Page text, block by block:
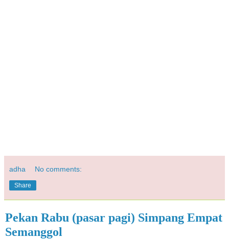
adha No comments:
Share
Pekan Rabu (pasar pagi) Simpang Empat
Semanggol